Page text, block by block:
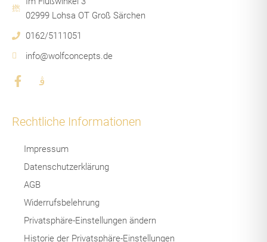
02999 Lohsa OT Groß Särchen
0162/5111051
info@wolfconcepts.de
F
e
b
J
-
i
s
t
r
m
-
Rechtliche Informationen
Impressum
Datenschutzerklärung
AGB
Widerrufsbelehrung
Privatsphäre-Einstellungen ändern
Historie der Privatsphäre-Einstellungen